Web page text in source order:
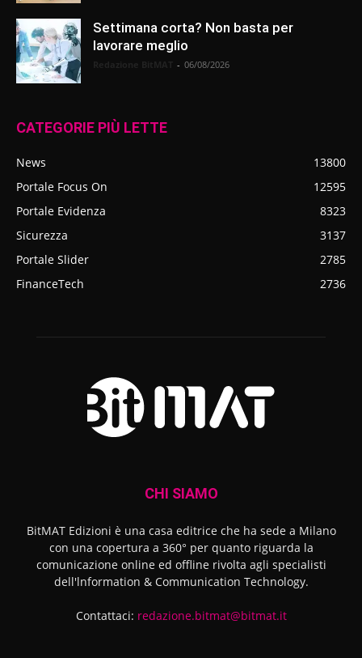
Settimana corta? Non basta per
lavorare meglio
- 06/08/2026
CATEGORIE PIÙ LETTE
News
13800
Portale Focus On
12595
Portale Evidenza
8323
Sicurezza
3137
Portale Slider
2785
FinanceTech
2736
CHI SIAMO
BitMAT Edizioni è una casa editrice che ha sede a Milano
con una copertura a 360° per quanto riguarda la
comunicazione online ed offline rivolta agli specialisti
dell'lnformation & Communication Technology.
Contattaci: redazione.bitmat@bitmat.it